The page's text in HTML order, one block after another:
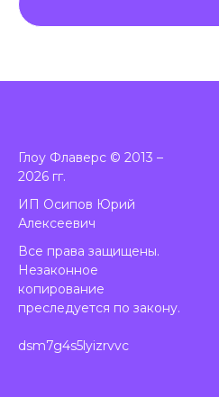
Глоу Флаверс © 2013 –
2026 гг.
ИП Осипов Юрий
Алексеевич
Все права защищены.
Незаконное
копирование
преследуется по закону.
dsm7g4s5lyizrvvc